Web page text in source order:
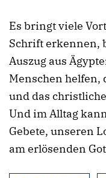
Es bringt viele
Schrift erkennen,
Auszug aus
Menschen helfen,
und das
Und im Alltag
Gebete, unseren
am erlösenden